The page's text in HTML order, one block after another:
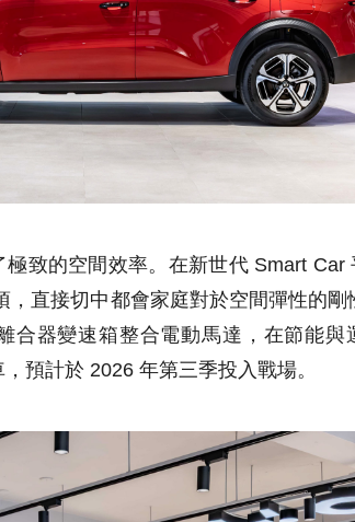
致的空間效率。在新世代 Smart Car
直接切中都會家庭對於空間彈性的剛
合器變速箱整合電動馬達，在節能與
預計於 2026 年第三季投入戰場。